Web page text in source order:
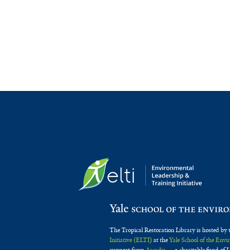
The Tropical Restoration Library is hosted by
Initiative (ELTI)at theYale School of the